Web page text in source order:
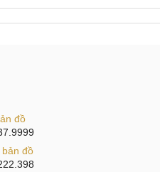
không chú ý tới. Những
dùng thường hay mắc phải
lại MobileCity Care chia
F6 bị rơi vỡ, xảy ra va đập
đồ
bản đồ